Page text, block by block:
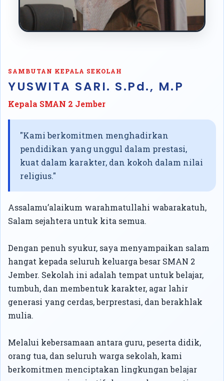
SAMBUTAN KEPALA SEKOLAH
YUSWITA SARI. S.Pd., M.P
Kepala SMAN 2 Jember
"Kami berkomitmen menghadirkan
pendidikan yang unggul dalam prestasi,
kuat dalam karakter, dan kokoh dalam nilai
religius."
Assalamu’alaikum warahmatullahi wabarakatuh,
Salam sejahtera untuk kita semua.
Dengan penuh syukur, saya menyampaikan salam
hangat kepada seluruh keluarga besar SMAN 2
Jember. Sekolah ini adalah tempat untuk belajar,
tumbuh, dan membentuk karakter, agar lahir
generasi yang cerdas, berprestasi, dan berakhlak
mulia.
Melalui kebersamaan antara guru, peserta didik,
orang tua, dan seluruh warga sekolah, kami
berkomitmen menciptakan lingkungan belajar